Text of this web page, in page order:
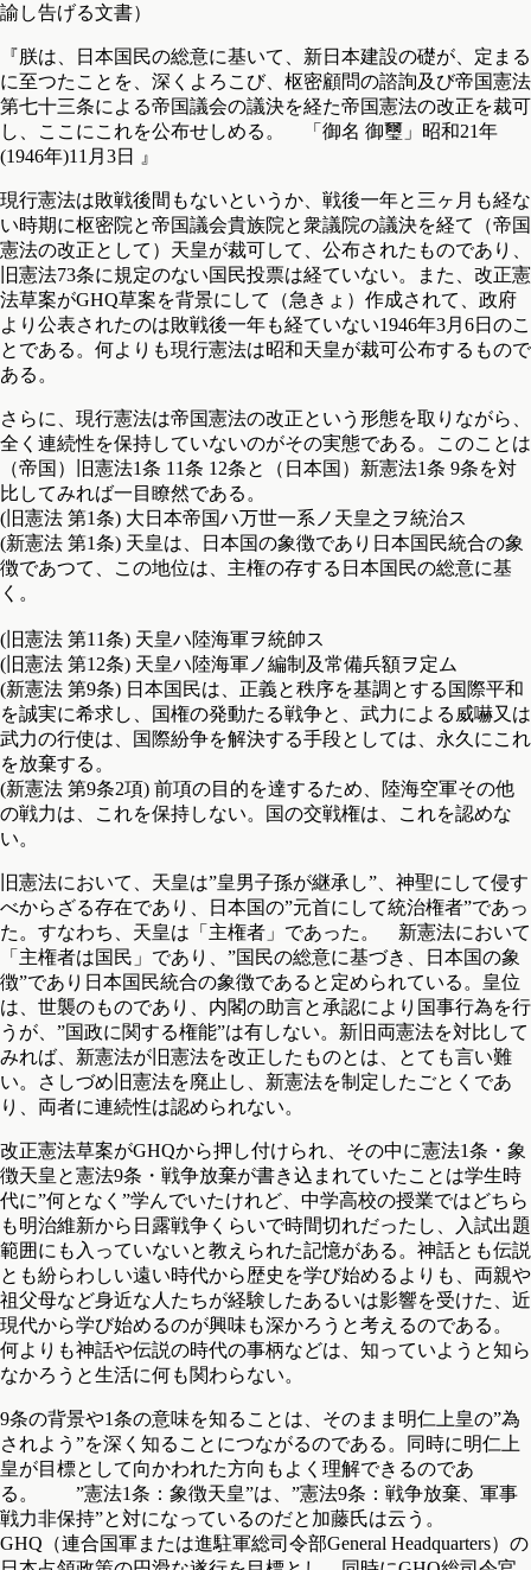
諭し告げる文書）
『朕は、日本国民の総意に基いて、新日本建設の礎が、定まる
に至つたことを、深くよろこび、枢密顧問の諮詢及び帝国憲法
第七十三条による帝国議会の議決を経た帝国憲法の改正を裁可
し、ここにこれを公布せしめる。 「御名 御璽」昭和21年
(1946年)11月3日 』
現行憲法は敗戦後間もないというか、戦後一年と三ヶ月も経な
い時期に枢密院と帝国議会貴族院と衆議院の議決を経て（帝国
憲法の改正として）天皇が裁可して、公布されたものであり、
旧憲法73条に規定のない国民投票は経ていない。また、改正憲
法草案がGHQ草案を背景にして（急きょ）作成されて、政府
より公表されたのは敗戦後一年も経ていない1946年3月6日のこ
とである。何よりも現行憲法は昭和天皇が裁可公布するもので
ある。
さらに、現行憲法は帝国憲法の改正という形態を取りながら、
全く連続性を保持していないのがその実態である。このことは
（帝国）旧憲法1条 11条 12条と（日本国）新憲法1条 9条を対
比してみれば一目瞭然である。
(旧憲法 第1条) 大日本帝国ハ万世一系ノ天皇之ヲ統治ス
(新憲法 第1条) 天皇は、日本国の象徴であり日本国民統合の象
徴であつて、この地位は、主権の存する日本国民の総意に基
く。
(旧憲法 第11条) 天皇ハ陸海軍ヲ統帥ス
(旧憲法 第12条) 天皇ハ陸海軍ノ編制及常備兵額ヲ定ム
(新憲法 第9条) 日本国民は、正義と秩序を基調とする国際平和
を誠実に希求し、国権の発動たる戦争と、武力による威嚇又は
武力の行使は、国際紛争を解決する手段としては、永久にこれ
を放棄する。
(新憲法 第9条2項) 前項の目的を達するため、陸海空軍その他
の戦力は、これを保持しない。国の交戦権は、これを認めな
い。
旧憲法において、天皇は”皇男子孫が継承し”、神聖にして侵す
べからざる存在であり、日本国の”元首にして統治権者”であっ
た。すなわち、天皇は「主権者」であった。 新憲法において
「主権者は国民」であり、”国民の総意に基づき、日本国の象
徴”であり日本国民統合の象徴であると定められている。皇位
は、世襲のものであり、内閣の助言と承認により国事行為を行
うが、”国政に関する権能”は有しない。新旧両憲法を対比して
みれば、新憲法が旧憲法を改正したものとは、とても言い難
い。さしづめ旧憲法を廃止し、新憲法を制定したごとくであ
り、両者に連続性は認められない。
改正憲法草案がGHQから押し付けられ、その中に憲法1条・象
徴天皇と憲法9条・戦争放棄が書き込まれていたことは学生時
代に”何となく”学んでいたけれど、中学高校の授業ではどちら
も明治維新から日露戦争くらいで時間切れだったし、入試出題
範囲にも入っていないと教えられた記憶がある。神話とも伝説
とも紛らわしい遠い時代から歴史を学び始めるよりも、両親や
祖父母など身近な人たちが経験したあるいは影響を受けた、近
現代から学び始めるのが興味も深かろうと考えるのである。
何よりも神話や伝説の時代の事柄などは、知っていようと知ら
なかろうと生活に何も関わらない。
9条の背景や1条の意味を知ることは、そのまま明仁上皇の”為
されよう”を深く知ることにつながるのである。同時に明仁上
皇が目標として向かわれた方向もよく理解できるのであ
る。 ”憲法1条：象徴天皇”は、”憲法9条：戦争放棄、軍事
戦力非保持”と対になっているのだと加藤氏は云う。
GHQ（連合国軍または進駐軍総司令部General Headquarters）の